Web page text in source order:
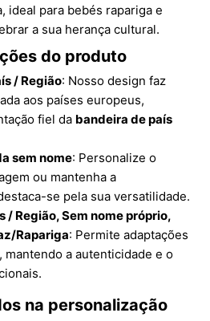
ideal para bebés rapariga e
a sua herança cultural.
do produto
/ Região: Nosso design faz
aos países europeus,
fiel da bandeira de país
sem nome: Personalize o
ou mantenha a
se pela sua versatilidade.
/ Região, Sem nome próprio,
Rapariga: Permite adaptações
a autenticidade e o
na personalização